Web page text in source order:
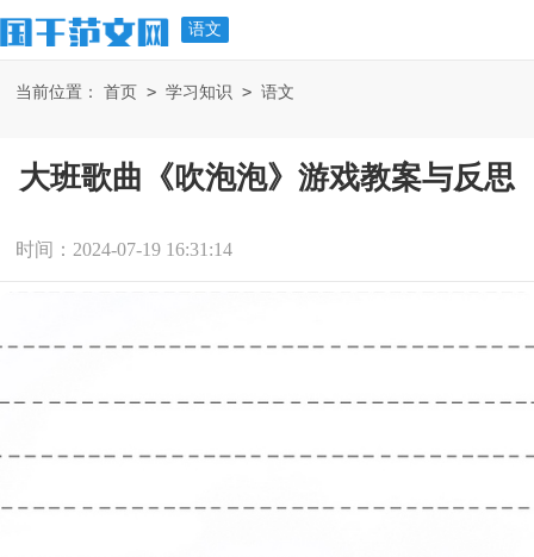
语文
当前位置： 首页 > 学习知识 > 语文
大班歌曲《吹泡泡》游戏教案与反思
时间：2024-07-19 16:31:14